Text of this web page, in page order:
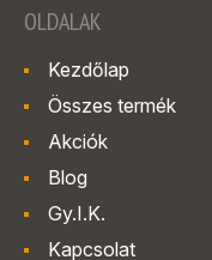
OLDALAK
Kezdőlap
Összes termék
Akciók
Blog
Gy.I.K.
Kapcsolat